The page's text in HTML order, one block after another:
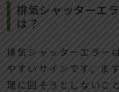
排気シャッターエ
は？
排気シャッターエラー
やすいサインです。ま
理に回そうとしないこ